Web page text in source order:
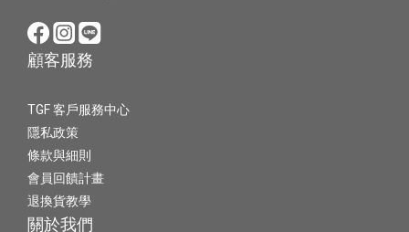
顧客服務
TGF 客戶服務中心
隱私政策
條款與細則
會員回饋計畫
退換貨教學
關於我們